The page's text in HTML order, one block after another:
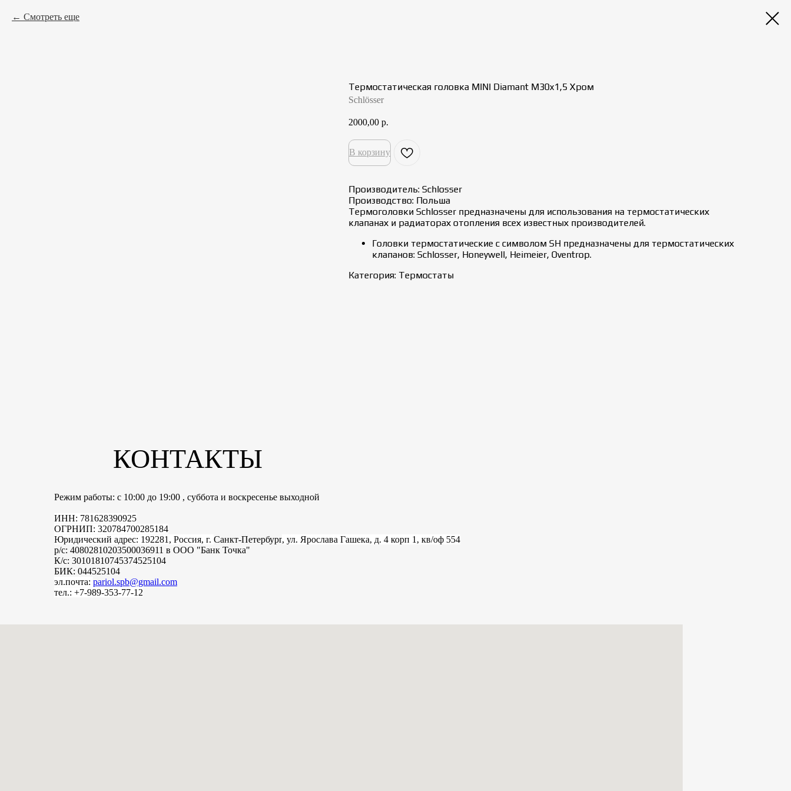
Смотреть еще
Термостатическая головка MINI Diamant M30x1,5 Хром
Schlösser
2000,00 р.
В корзину
Производитель: Schlosser
Производство: Польша
Термоголовки Schlosser предназначены для использования на термостатических
клапанах и радиаторах отопления всех известных производителей.
Головки термостатические с символом SH предназначены для термостатических
клапанов: Schlosser, Honeywell, Heimeier, Oventrop.
Категория: Термостаты
КОНТАКТЫ
Режим работы: с 10:00 до 19:00 , суббота и воскресенье выходной
ИНН: 781628390925
ОГРНИП: 320784700285184
Юридический адрес: 192281, Россия, г. Санкт-Петербург, ул. Ярослава Гашека, д. 4 корп 1, кв/оф 554
р/с: 40802810203500036911 в ООО "Банк Точка"
К/с: 30101810745374525104
БИК: 044525104
эл.почта: pariol.spb@gmail.com
тел.: +7-989-353-77-12